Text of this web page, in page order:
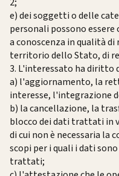
e) dei soggetti o delle
personali possono
a conoscenza in qualità
territorio dello Stato, di
3. L'interessato ha diritto
a) l'aggiornamento, la
interesse, l'integrazione
b) la cancellazione, la
blocco dei dati trattati in
di cui non è necessaria la
scopi per i quali i dati
trattati;